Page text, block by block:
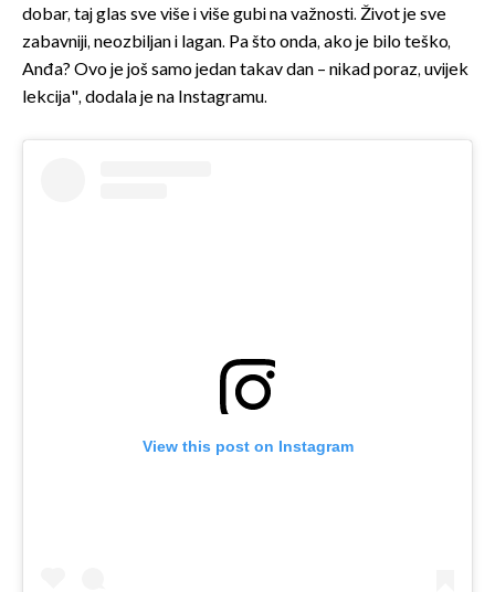
dobar, taj glas sve više i više gubi na važnosti. Život je sve
zabavniji, neozbiljan i lagan. Pa što onda, ako je bilo teško,
Anđa? Ovo je još samo jedan takav dan – nikad poraz, uvijek
lekcija", dodala je na Instagramu.
View this post on Instagram